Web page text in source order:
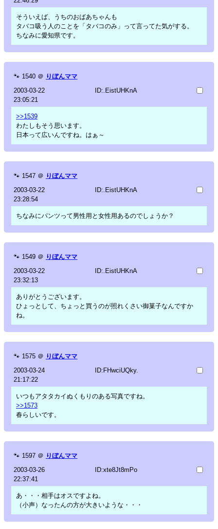
そういえば、うちのおばあちゃんも
タバコ吸う人のことを「タバコのみ」って言ってた気がする。
ちなみに愛知県です。
🐾 1540 ＠ りぼんママ
2003-03-22
23:05:21
ID:.EistUHKnA
>>1539
わたしもそう思います。
日本って広いんですね。はぁ～
🐾 1547 ＠ りぼんママ
2003-03-22
23:28:54
ID:.EistUHKnA
ちなみにパンツって男性用と女性用あるのでしょうか？
🐾 1549 ＠ りぼんママ
2003-03-22
23:32:13
ID:.EistUHKnA
ありがとうございます。
ひょっとして、ちょっと買うのが照れくさい御菓子なんですか
ね。
🐾 1575 ＠ りぼんママ
2003-03-24
21:17:22
ID:FHwciUQky.
いつもアタタカイぬくもりのある写真ですね。
>>1573
春らしいです。
🐾 1597 ＠ りぼんママ
2003-03-26
22:37:41
ID:xte8Jt8mPo
あ・・・相手はオスですよね。
（小声）なったんの方が大きいような・・・